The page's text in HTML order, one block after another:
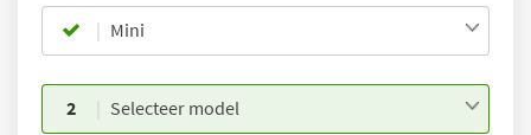
Mini
2 Selecteer model